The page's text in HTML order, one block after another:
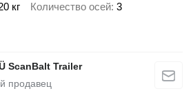
кг Количество осей 3
ScanBalt Trailer